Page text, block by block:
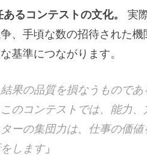
あるコンテストの文化。 実
、手頃な数の招待された
基準につながります。
果の品質を損なうもので
のコンテストでは、能力
ーの集団力は、仕事の価
します」